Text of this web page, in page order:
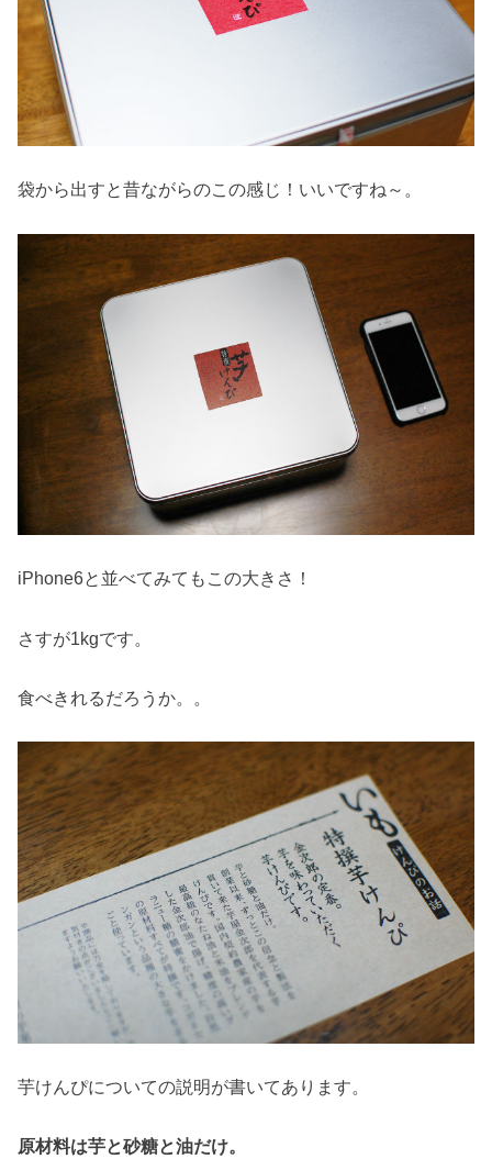
袋から出すと昔ながらのこの感じ！いいですね～。
iPhone6と並べてみてもこの大きさ！
さすが1kgです。
食べきれるだろうか。。
芋けんぴについての説明が書いてあります。
原材料は芋と砂糖と油だけ。